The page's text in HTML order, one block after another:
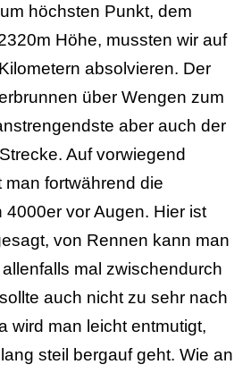
höchsten Punkt, dem
Höhe, mussten wir auf
absolvieren. Der
über Wengen zum
aber auch der
Auf vorwiegend
fortwährend die
vor Augen. Hier ist
von Rennen kann man
mal zwischendurch
auch nicht zu sehr nach
wird man leicht entmutigt,
steil bergauf geht. Wie an